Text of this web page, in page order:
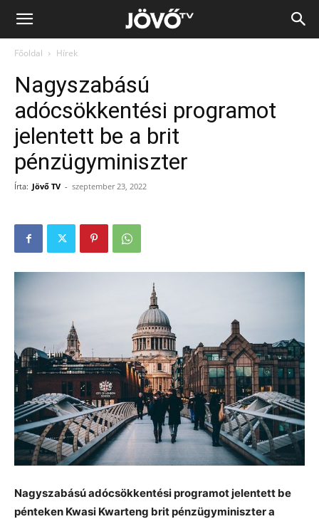
Jövő
Főoldal Hírek
Nagyszabású
adócsökkentési programot
jelentett be a brit
pénzügyminiszter
Írta: Jövő TV - szeptember 23, 2022
Nagyszabású adócsökkentési programot jelentett be
pénteken Kwasi Kwarteng brit pénzügyminiszter a